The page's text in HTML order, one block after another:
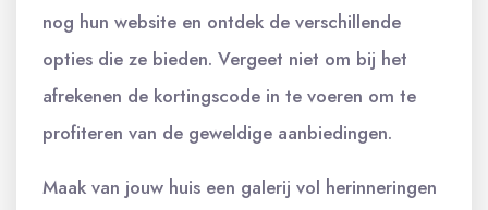
nog hun website en ontdek de verschillende
opties die ze bieden. Vergeet niet om bij het
afrekenen de kortingscode in te voeren om te
profiteren van de geweldige aanbiedingen.
Maak van jouw huis een galerij vol herinneringen